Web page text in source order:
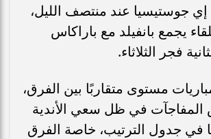
إي جوستيسيا عند منتصف الليل،
يجمع بانفيلد مع باراكاس
فجر الثلاثاء.
مستوى متقاربًا بين الفرق،
المفاجآت في ظل سعي الأندية
في جدول الترتيب، خاصة الفرق